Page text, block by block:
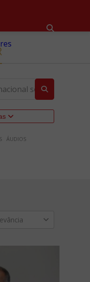
ÁUDIOS